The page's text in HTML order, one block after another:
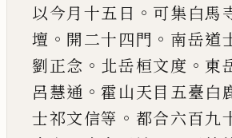
以今月十五日 。 可集白馬
壇 。 開二十四門 。 南岳道
劉正念 。 北岳桓文度 。 東
呂慧通 。霍山天目 五臺白
士祁文信等 。 都合六百九